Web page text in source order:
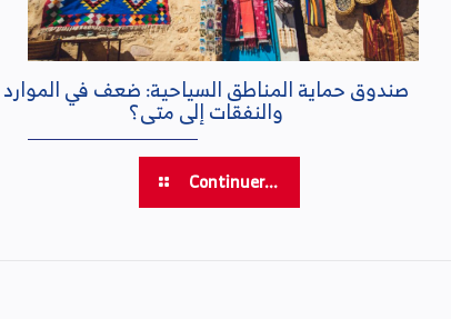
صندوق حماية المناطق السياحية: ضعف في الموارد
والنفقات إلى متى؟
Continuer...